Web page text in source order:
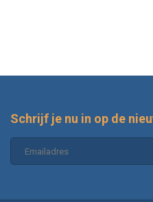
Schrijf je nu in op de